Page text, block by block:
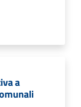
a